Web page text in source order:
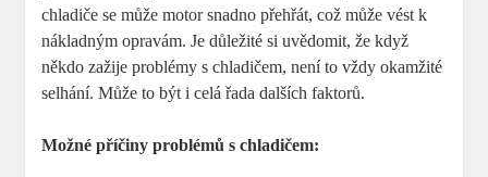
chladiče se může motor snadno přehřát, což může vést k
nákladným opravám. Je důležité si uvědomit, že když
někdo zažije problémy s chladičem, není to vždy okamžité
selhání. Může to být i celá řada dalších faktorů.
Možné příčiny problémů s chladičem: